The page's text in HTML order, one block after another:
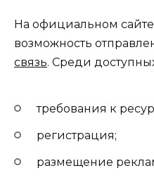
На официальном
возможность
связь. Среди
требования к
регистрация;
размещение